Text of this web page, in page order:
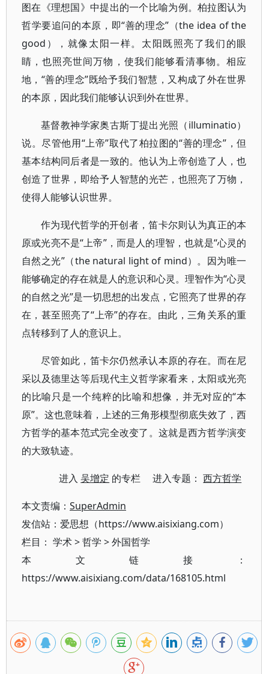
图在《理想国》中提出的一个比喻为例。柏拉图认为
哲学要追问的本原，即“善的理念”（the idea of the
good），就像太阳一样。太阳既照亮了我们的眼
睛，也照亮世间万物，使我们能够看清事物。相应
地，“善的理念”既给予我们智慧，又构成了外在世界
的本原，因此我们能够认识到外在世界。
基督教神学家奥古斯丁提出光照（illuminatio）
说。尽管他用“上帝”取代了柏拉图的“善的理念”，但
基本结构同后者是一致的。他认为上帝创造了人，也
创造了世界，即给予人智慧的光芒，也照亮了万物，
使得人能够认识世界。
作为现代哲学的开创者，笛卡尔则认为真正的本
原或光亮不是“上帝”，而是人的理智，也就是“心灵的
自然之光”（the natural light of mind）。因为唯一
能够确定的存在就是人的意识和心灵。理智作为“心灵
的自然之光”是一切思想的出发点，它照亮了世界的存
在，甚至照亮了“上帝”的存在。由此，三角关系的重
点转移到了人的意识上。
尽管如此，笛卡尔仍然承认本原的存在。而在尼
采以及德里达等后现代主义哲学家看来，太阳或光亮
的比喻只是一个纯粹的比喻和想像，并无对应的“本
原”。这也意味着，上述的三角形模型彻底失效了，西
方哲学的基本范式完全改变了。这就是西方哲学演变
的大致轨迹。
进入吴增定 的专栏 进入专题：西方哲学
本文责编： SuperAdmin
发信站：爱思想（https://www.aisixiang.com）
栏目： 学术>哲学 >外国哲学
本文链接：
https://www.aisixiang.com/data/168105.html